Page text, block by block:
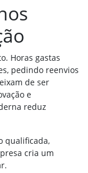
Horas gastas
pedindo reenvios
de ser
e
reduz
qualificada,
cria um